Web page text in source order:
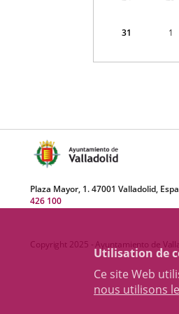
Utilisation de
Ce site Web
nous utilisons
31 1
Plaza Mayor, 1. 47001 Valladolid,
426 100
Copyright 2025 - Ayuntamiento de